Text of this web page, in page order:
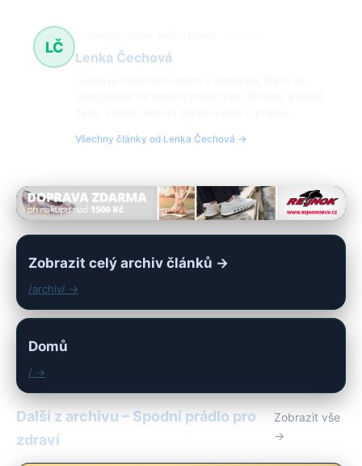
LČ
Lenka Čechová
Všechny články od Lenka Čechová →
Zobrazit celý archiv článků →
/archiv/ →
Domů
/ →
Další z archivu – Spodní prádlo pro
zdraví
Zobrazit vše
→